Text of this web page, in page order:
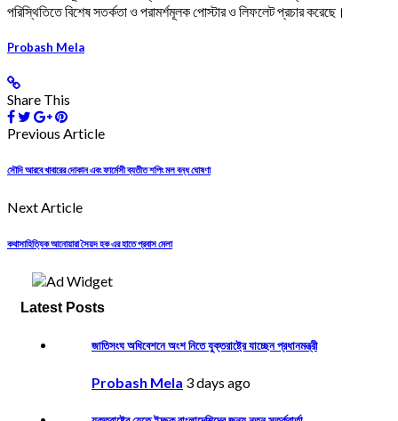
পরিস্থিতিতে বিশেষ সতর্কতা ও পরামর্শমূলক পোস্টার ও লিফলেট প্রচার করেছে।
Probash Mela
Share This
Previous Article
সৌদি আরবে খাবারের দোকান এবং ফার্মেসী ব্যতীত শপিং মল বন্ধ ঘোষণা
Next Article
কথাসাহিত্যিক আনোয়ারা সৈয়দ হক এর হাতে প্রবাস মেলা
Latest Posts
জাতিসংঘ অধিবেশনে অংশ নিতে যুক্তরাষ্ট্রে যাচ্ছেন প্রধানমন্ত্রী
Probash Mela 3 days ago